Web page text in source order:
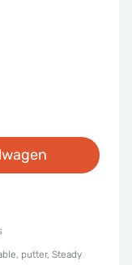
, putter, Steady